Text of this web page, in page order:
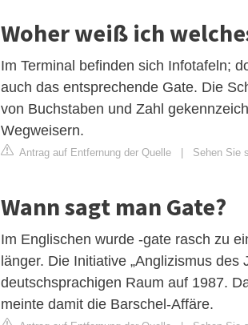
Woher weiß ich
Im Terminal befinden sich Infotafeln;
auch das entsprechende Gate. Die
von Buchstaben und Zahl
Wegweisern.
Antrag auf Entfernung der Quelle | Sehen Sie
Wann sagt man Gate?
Im Englischen wurde -gate rasch zu
länger. Die Initiative „Anglizismus des
deutschsprachigen Raum auf 1987.
meinte damit die Barschel-Affäre.